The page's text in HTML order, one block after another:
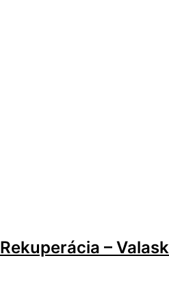
Rekuperácia –